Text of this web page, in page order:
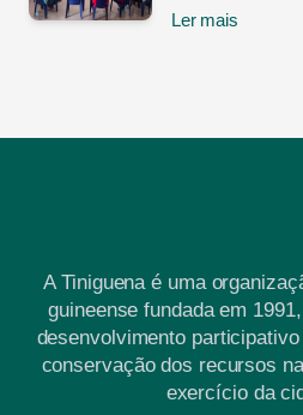
Ler mais
A Tiniguena é uma
guineense fundada em
desenvolvimento
conservação dos recursos
exercício da